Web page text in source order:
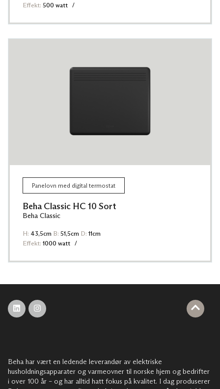
Effekt: 500 watt
Panelovn med digital termostat
Beha Classic HC 10 Sort
Beha Classic
H: 43,5cm B: 51,5cm D: 11cm
Effekt: 1000 watt
Beha har vært en ledende leverandør av elektriske
husholdningsapparater og varmeovner til norske hjem og bedrifter
i over 100 år – og har alltid hatt fokus på kvalitet. I dag produserer